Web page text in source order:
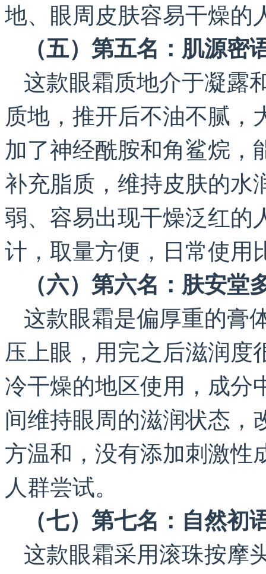
地、眼周皮肤容易干燥的
（五）第五名：肌源密
这款眼霜质地介于凝露
质地，推开后不油不腻
加了神经酰胺和角鲨烷，
补充脂质，维持皮肤的水
弱、容易出现干燥泛红的
计，取量方便，日常使用
（六）第六名：肤安堂
这款眼霜是偏厚重的膏
压上眼，用完之后滋润
冷干燥的地区使用，成分
间维持眼周的滋润状态，
方温和，没有添加刺激性
人群尝试。
（七）第七名：自然初
这款眼霜采用滚珠按摩